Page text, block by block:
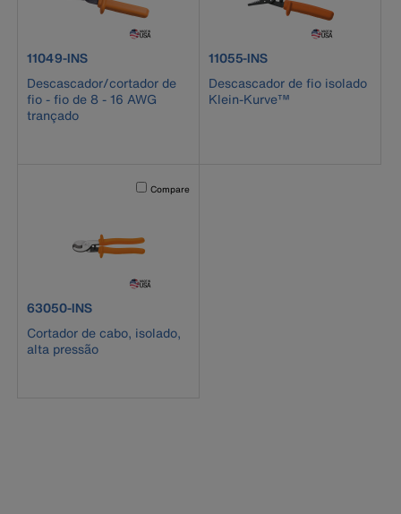
product number 11049-INS
11049-INS
Descascador/cortador de
fio - fio de 8 - 16 AWG
trançado
product number 11055-INS
11055-INS
Descascador de fio isolado
Klein-Kurve™
Activating this element will cause content on the page to
Compare
product number 63050-INS
63050-INS
Cortador de cabo, isolado,
alta pressão